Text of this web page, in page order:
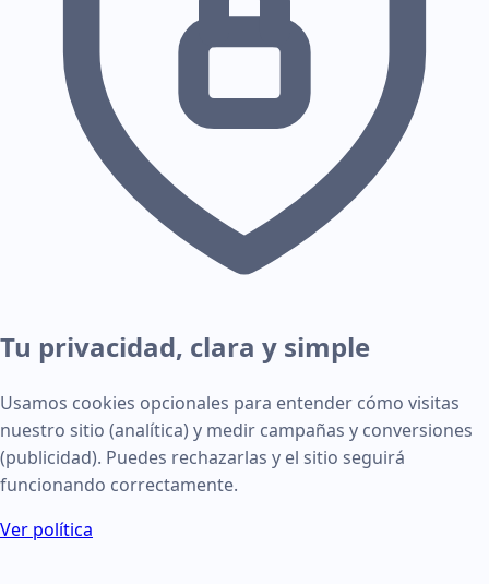
Tu privacidad, clara y simple
Usamos cookies opcionales para entender cómo visitas
nuestro sitio (analítica) y medir campañas y conversiones
(publicidad). Puedes rechazarlas y el sitio seguirá
funcionando correctamente.
Ver política